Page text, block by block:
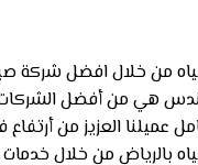
من خلال افضل
هي من أفضل
العزيز من أرتفاع
بالرياض من خلال خدمات